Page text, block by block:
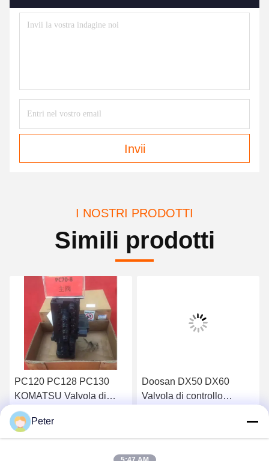
Invii
I NOSTRI PRODOTTI
Simili prodotti
PC120 PC128 PC130
KOMATSU Valvola di
controllo principale
dell'escavatore BANK
723-26-13101
Ottenga il migliore prezzo
Doosan DX50 DX60
Valvola di controllo
Peter